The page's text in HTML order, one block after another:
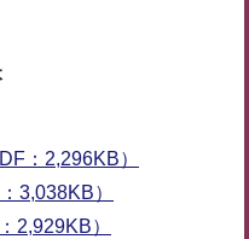
：2,296KB）
3,038KB）
2,929KB）